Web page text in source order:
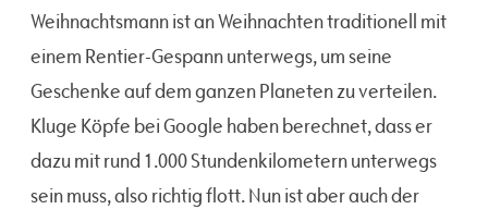
Weihnachtsmann ist an Weihnachten traditionell mit
einem Rentier-Gespann unterwegs, um seine
Geschenke auf dem ganzen Planeten zu verteilen.
Kluge Köpfe bei Google haben berechnet, dass er
dazu mit rund 1.000 Stundenkilometern unterwegs
sein muss, also richtig flott. Nun ist aber auch der